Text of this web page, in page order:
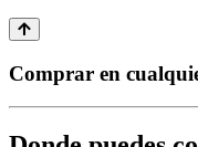
Comprar en